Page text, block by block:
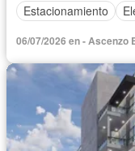
Estacionamiento
06/07/2026 en - Ascenzo